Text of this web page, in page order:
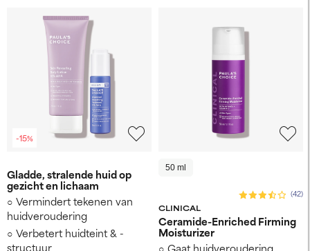
-15%
Gladde, stralende huid op
gezicht en lichaam
Vermindert tekenen van
huidveroudering
Verbetert huidteint & -
structuur
50 ml
CLINICAL
(42)
Ceramide-Enriched Firming
Moisturizer
Gaat huidveroudering